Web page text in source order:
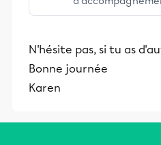
stimulants,
éducative.
N'hésite pas, si tu as
Bonne journée
Karen